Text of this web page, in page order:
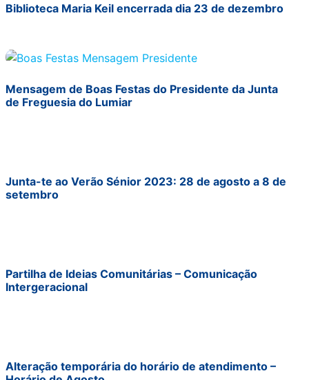
Biblioteca Maria Keil encerrada dia 23 de dezembro
Mensagem de Boas Festas do Presidente da Junta
de Freguesia do Lumiar
Junta-te ao Verão Sénior 2023: 28 de agosto a 8 de
setembro
Partilha de Ideias Comunitárias – Comunicação
Intergeracional
Alteração temporária do horário de atendimento –